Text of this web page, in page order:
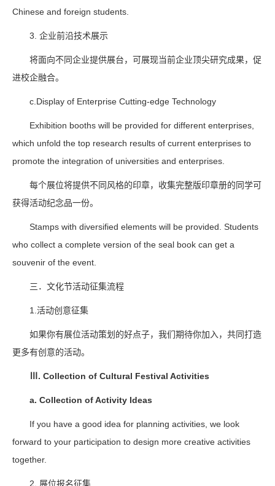
Chinese and foreign students.
3. 企业前沿技术展示
将面向不同企业提供展台，可展现当前企业顶尖研究成果，促
进校企融合。
c.Display of Enterprise Cutting-edge Technology
Exhibition booths will be provided for different enterprises,
which unfold the top research results of current enterprises to
promote the integration of universities and enterprises.
每个展位将提供不同风格的印章，收集完整版印章册的同学可
获得活动纪念品一份。
Stamps with diversified elements will be provided. Students
who collect a complete version of the seal book can get a
souvenir of the event.
三．文化节活动征集流程
1.活动创意征集
如果你有展位活动策划的好点子，我们期待你加入，共同打造
更多有创意的活动。
Ⅲ. Collection of Cultural Festival Activities
a. Collection ofActivity Ideas
If you have a good idea for planning activities, we look
forward to your participation to design more creative activities
together.
2. 展位报名征集